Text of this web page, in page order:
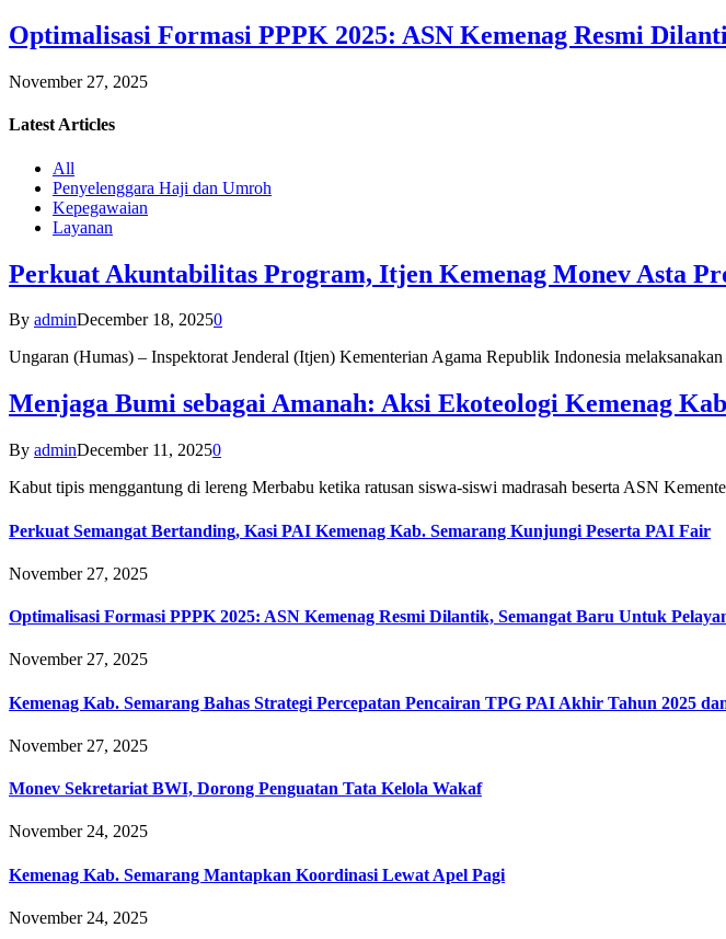
Optimalisasi Formasi PPPK 2025: ASN Kemenag Resmi
November 27, 2025
Latest Articles
All
Penyelenggara Haji dan Umroh
Kepegawaian
Layanan
Perkuat Akuntabilitas Program, Itjen Kemenag Monev Asta
By adminDecember 18, 20250
Ungaran (Humas) – Inspektorat Jenderal (Itjen) Kementerian Agama Republik Indonesia
Menjaga Bumi sebagai Amanah: Aksi Ekoteologi Kemenag
By adminDecember 11, 20250
Kabut tipis menggantung di lereng Merbabu ketika ratusan siswa-siswi madrasah beserta ASN
Perkuat Semangat Bertanding, Kasi PAI Kemenag Kab. Semarang Kunjungi Peserta PAI Fair
November 27, 2025
Optimalisasi Formasi PPPK 2025: ASN Kemenag Resmi Dilantik, Semangat Baru Untuk
November 27, 2025
Kemenag Kab. Semarang Bahas Strategi Percepatan Pencairan TPG PAI Akhir Tahun 2025
November 27, 2025
Monev Sekretariat BWI, Dorong Penguatan Tata Kelola Wakaf
November 24, 2025
Kemenag Kab. Semarang Mantapkan Koordinasi Lewat Apel Pagi
November 24, 2025